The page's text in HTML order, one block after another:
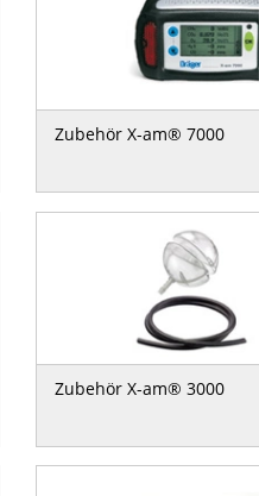
Zubehör X-am® 7000
Zubehör X-am® 3000